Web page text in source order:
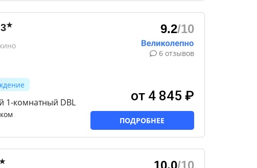
3★
1-комнатный DBL
9.2/10
6 отзывов
от 4 845 ₽
ПОДРОБНЕЕ
10.0/10